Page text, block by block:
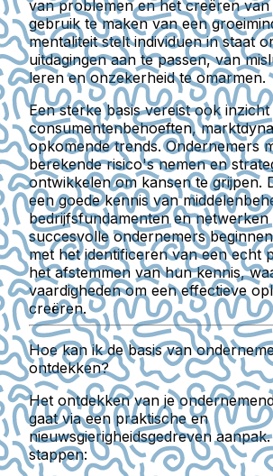
van problemen en het creëren
gebruik te maken van een
mentaliteit stelt individuen in staat
uitdagingen aan te passen, van
leren en onzekerheid te omarmen.
Een sterke basis vereist ook inzicht
consumentenbehoeften,
opkomende trends. Ondernemers
berekende risico's nemen en
ontwikkelen om kansen te grijpen.
een goede kennis van
bedrijfsfundamenten en netwerken
succesvolle ondernemers
met het identificeren van een echt
het afstemmen van hun kennis,
vaardigheden om een effectieve
creëren.
Hoe kan ik de basis van
ontdekken?
Het ontdekken van je
gaat via een praktische en
nieuwsgierigheidsgedreven
stappen: